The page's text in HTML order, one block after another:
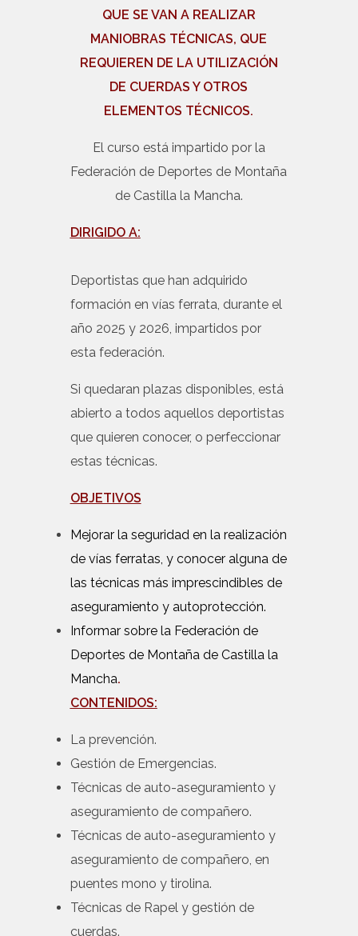
QUE SE VAN A REALIZAR
MANIOBRAS TÉCNICAS, QUE
REQUIEREN DE LA UTILIZACIÓN
DE CUERDAS Y OTROS
ELEMENTOS TÉCNICOS.
El curso está impartido por la
Federación de Deportes de Montaña
de Castilla la Mancha.
DIRIGIDO A:
Deportistas que han adquirido
formación en vías ferrata, durante el
año 2025 y 2026, impartidos por
esta federación.
Si quedaran plazas disponibles, está
abierto a todos aquellos deportistas
que quieren conocer, o perfeccionar
estas técnicas.
OBJETIVOS
Mejorar la seguridad en la realización
de vías ferratas, y conocer alguna de
las técnicas más imprescindibles de
aseguramiento y autoprotección.
Informar sobre la Federación de
Deportes de Montaña de Castilla la
Mancha.
CONTENIDOS:
La prevención.
Gestión de Emergencias.
Técnicas de auto-aseguramiento y
aseguramiento de compañero.
Técnicas de auto-aseguramiento y
aseguramiento de compañero, en
puentes mono y tirolina.
Técnicas de Rapel y gestión de
cuerdas.